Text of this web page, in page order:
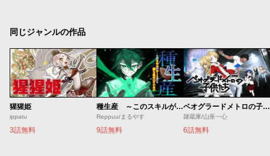
同じジャンルの作品
猩猩姫
ippatu
3話無料
種生産 ～このスキルがチートだとまだ誰も気付いていない～
Reppuu/まるやす
9話無料
ベオグラードメトロの子供たち
隷蔵庫/山座一心
6話無料